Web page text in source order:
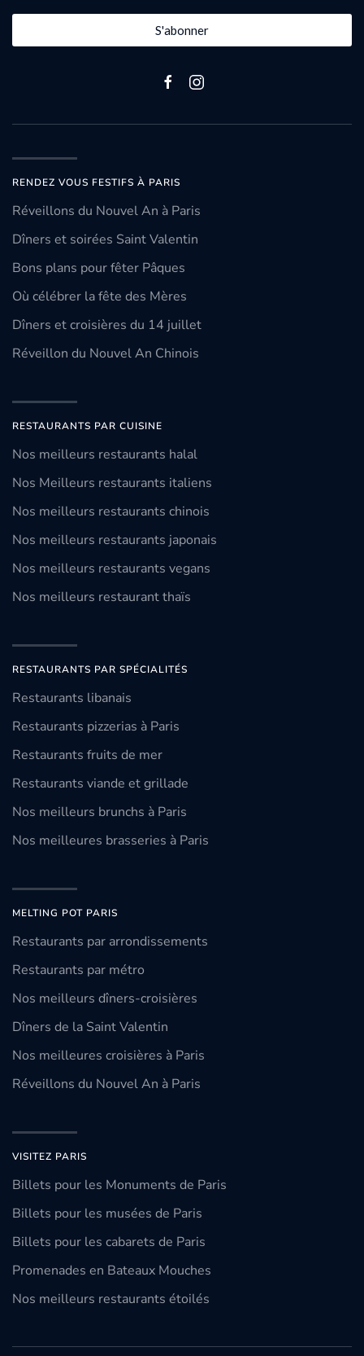
S'abonner
RENDEZ VOUS FESTIFS À PARIS
Réveillons du Nouvel An à Paris
Dîners et soirées Saint Valentin
Bons plans pour fêter Pâques
Où célébrer la fête des Mères
Dîners et croisières du 14 juillet
Réveillon du Nouvel An Chinois
RESTAURANTS PAR CUISINE
Nos meilleurs restaurants halal
Nos Meilleurs restaurants italiens
Nos meilleurs restaurants chinois
Nos meilleurs restaurants japonais
Nos meilleurs restaurants vegans
Nos meilleurs restaurant thaïs
RESTAURANTS PAR SPÉCIALITÉS
Restaurants libanais
Restaurants pizzerias à Paris
Restaurants fruits de mer
Restaurants viande et grillade
Nos meilleurs brunchs à Paris
Nos meilleures brasseries à Paris
MELTING POT PARIS
Restaurants par arrondissements
Restaurants par métro
Nos meilleurs dîners-croisières
Dîners de la Saint Valentin
Nos meilleures croisières à Paris
Réveillons du Nouvel An à Paris
VISITEZ PARIS
Billets pour les Monuments de Paris
Billets pour les musées de Paris
Billets pour les cabarets de Paris
Promenades en Bateaux Mouches
Nos meilleurs restaurants étoilés